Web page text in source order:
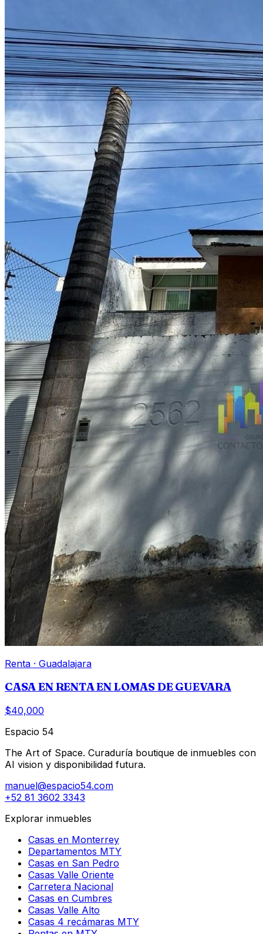
Renta · Guadalajara
CASA EN RENTA EN LOMAS DE GUEVARA
$40,000
Espacio 54
The Art of Space. Curaduría boutique de inmuebles con
AI vision y disponibilidad futura.
manuel@espacio54.com
+52 81 3602 3343
Explorar inmuebles
Casas en Monterrey
Departamentos MTY
Casas en San Pedro
Casas Valle Oriente
Carretera Nacional
Casas en Cumbres
Casas Valle Alto
Casas 4 recámaras MTY